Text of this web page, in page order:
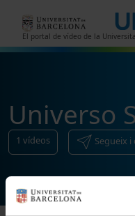
El portal de vídeo de la
Universo
1 vídeos Segueix